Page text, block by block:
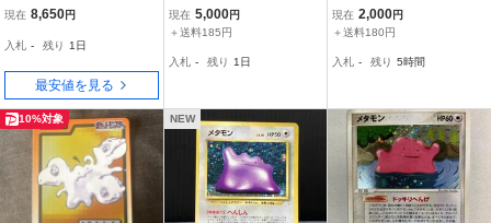
モン LV.15 すごいへんし
旧裏面 当時物
現在 8,650円
入札 - 残り 1日
最安値を見る
マーク★「メタモン/LV.2
0 HP50」No.132/化石/PO
カ トレカ トレーディング
現在 5,000円
＋送料185円
入札 - 残り 1日
ト 逆襲のミュウツー ホワ
イトキュレム アルセウス
モン ハッサム
現在 2,000円
＋送料180円
入札 - 残り 5時間
10%対象 NEW